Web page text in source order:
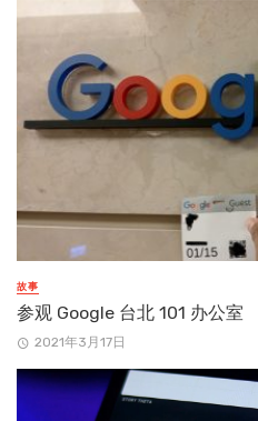
故事
参观 Google 台北 101 办公室
2021年3月17日